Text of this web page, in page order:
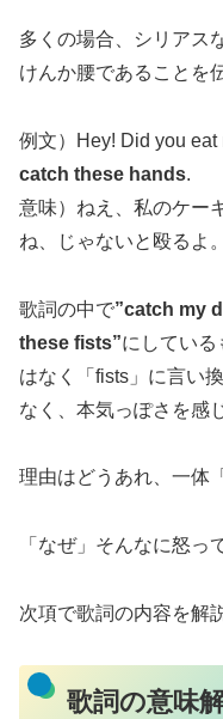
多くの場合、シリアス
けんか腰であることを
例文）Hey! Did you
catch these hands.
意味）ねえ、私のケー
ね、じゃないと殴るよ。
歌詞の中で”catch my
these fists”にしてい
はなく「fists」に言い
なく、本気っぽさを感
理由はどうあれ、一体
「なぜ」そんなに怒っ
次項で歌詞の内容を解
歌詞の意味